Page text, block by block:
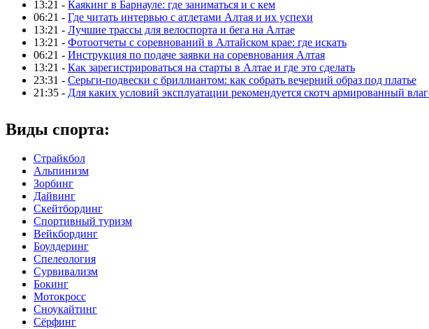
13:21 - Каякинг в Барнауле: где заниматься и с кем
06:21 - Где читать интервью с атлетами Алтая и их успехи
13:21 - Лучшие трассы для велоспорта и бега на Алтае
13:21 - Фотоотчеты с соревнований в Алтайском крае: где искать
06:21 - Инструкция по подаче заявки на соревнования Алтая
13:21 - Как зарегистрироваться на старты в Алтае и где это сделать
23:31 - Серьги-подвески с бриллиантом: как собрать вечерний образ под платье
21:35 - Для каких условий эксплуатации рекомендуется скотч армированный
Виды спорта:
Страйкбол
Альпинизм
Зорбинг
Дайвинг
Скейтбординг
Спортивный туризм‎
Вейкбординг
Боулдеринг
Спелеология
Сурвивализм
Бокинг
Мотокросс
Сноукайтинг
Сёрфинг